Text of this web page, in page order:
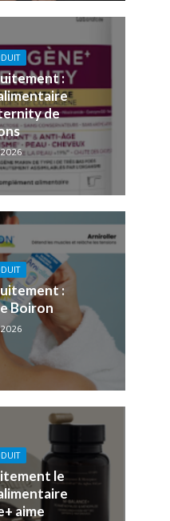
:
de
:
Boiron
le
aime